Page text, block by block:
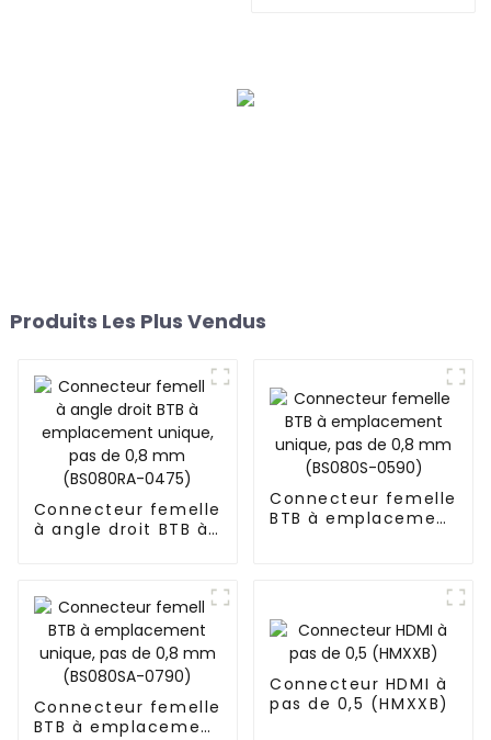
Produits Les Plus Vendus
Connecteur femelle
à angle droit BTB à
0475)
Connecteur femelle
BTB à emplacement
Connecteur femelle
BTB à emplacement
Connecteur HDMI à
pas de 0,5 (HMXXB)